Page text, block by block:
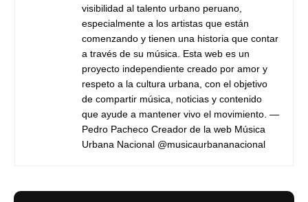
visibilidad al talento urbano peruano,
especialmente a los artistas que están
comenzando y tienen una historia que contar
a través de su música. Esta web es un
proyecto independiente creado por amor y
respeto a la cultura urbana, con el objetivo
de compartir música, noticias y contenido
que ayude a mantener vivo el movimiento. —
Pedro Pacheco Creador de la web Música
Urbana Nacional @musicaurbananacional